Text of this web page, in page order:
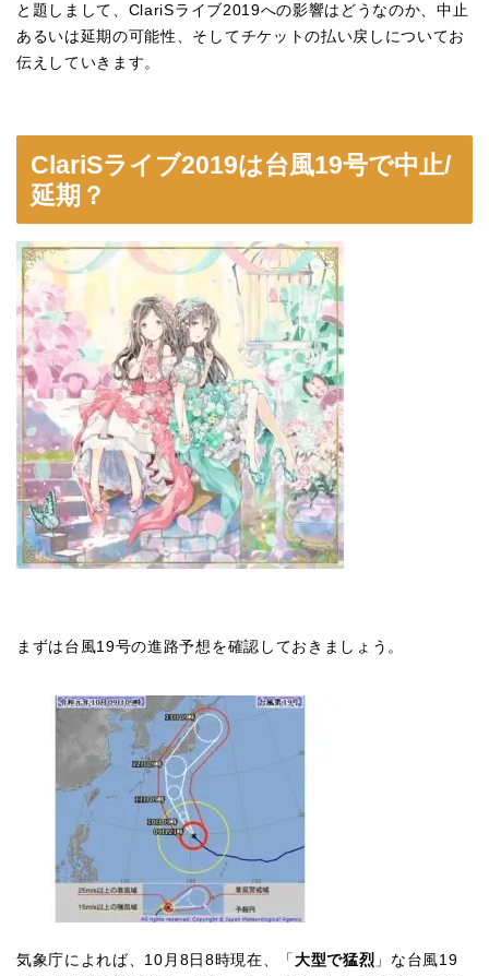
と題しまして、 ClariSライブ2019への影響はどうなのか、中止
あるいは延期の可能性、そしてチケットの払い戻しについてお
伝えしていきます。
ClariSライブ2019は台風19号で中止/
延期？
まずは台風19号の進路予想を確認しておきましょう。
気象庁によれば、 10 月 8 日 8 時現在、「 大型で猛烈 」な台風19